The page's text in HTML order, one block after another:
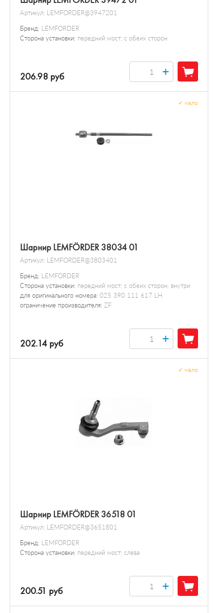
Артикул: LEMFORDER@3947201
Бренд: LEMFORDER
Сторона установки: передний мост; с обеих сторон
206.98 руб +
Шарнир LEMFÖRDER 38034 01
Артикул: LEMFORDER@3803401
Бренд: LEMFORDER
Сторона установки: передний мост; с обеих сторон; внутри
для оригинального номера: 025 390 111 617 LH
ограничение производителя: ZF
мало
202.14 руб +
Шарнир LEMFÖRDER 36518 01
Артикул: LEMFORDER@3651801
Бренд: LEMFORDER
Сторона установки: передний мост; слева
мало
200.51 руб +